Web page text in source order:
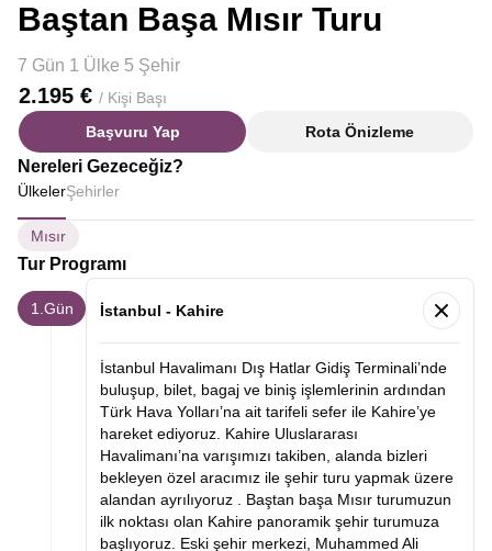
Baştan Başa Mısır Turu
7 Gün 1 Ülke 5 Şehir
2.195 € / Kişi Başı
Başvuru Yap
Rota Önizleme
Nereleri Gezeceğiz?
ÜlkelerŞehirler
Mısır
Tur Programı
1.Gün İstanbul - Kahire
İstanbul Havalimanı Dış Hatlar Gidiş Terminali’nde
buluşup, bilet, bagaj ve biniş işlemlerinin ardından
Türk Hava Yolları’na ait tarifeli sefer ile Kahire’ye
hareket ediyoruz. Kahire Uluslararası
Havalimanı’na varışımızı takiben, alanda bizleri
bekleyen özel aracımız ile şehir turu yapmak üzere
alandan ayrılıyoruz . Baştan başa Mısır turumuzun
ilk noktası olan Kahire panoramik şehir turumuza
başlıyoruz. Eski şehir merkezi, Muhammed Ali